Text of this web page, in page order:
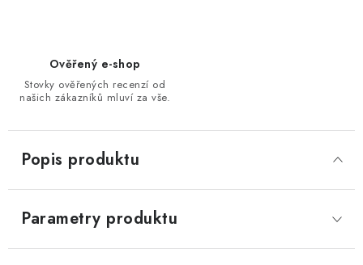
Ověřený e-shop
Stovky ověřených recenzí od
našich zákazníků mluví za vše.
Popis produktu
Parametry produktu